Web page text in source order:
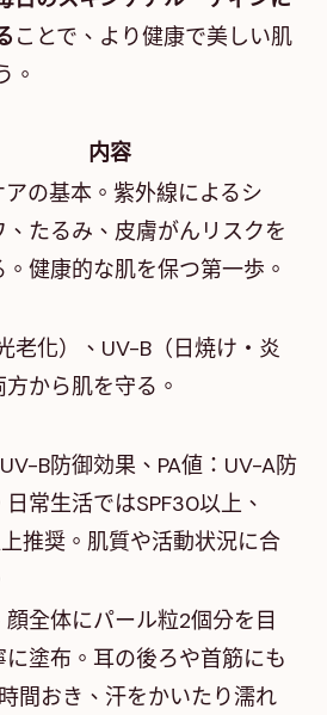
ことで、より健康で美しい肌
。
内容
アの基本。紫外線によるシ
、たるみ、皮膚がんリスクを
健康的な肌を保つ第一歩。
老化）、UV-B（日焼け・炎
から肌を守る。
B防御効果、PA値：UV-A防
常生活ではSPF30以上、
上推奨。肌質や活動状況に合
顔全体にパール粒2個分を目
に塗布。耳の後ろや首筋にも
間おき、汗をかいたり濡れ